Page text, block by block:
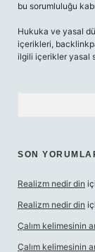
bu sorumluluğu
Hukuka ve yasal
içerikleri,
ilgili içerikler yasal
SON
Realizm nedir din
Realizm nedir din
Çalım kelimesinin
Çalım kelimesinin